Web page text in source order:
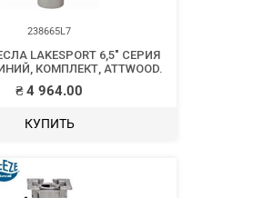
238665L7
LAKESPORT 6,5″ СЕРИЯ
КОМПЛЕКТ, ATTWOOD.
₴4 964.00
КУПИТЬ